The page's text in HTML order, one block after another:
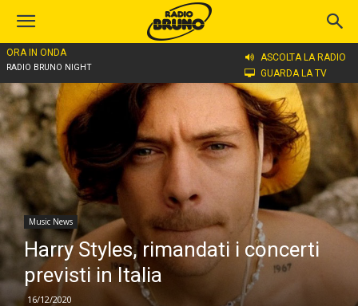
ORA IN ONDA
RADIO BRUNO NIGHT
ASCOLTA LA RADIO
GUARDA LA TV
Home
Music News
Harry Styles, rimandati i concerti
previsti in Italia
16/12/2020